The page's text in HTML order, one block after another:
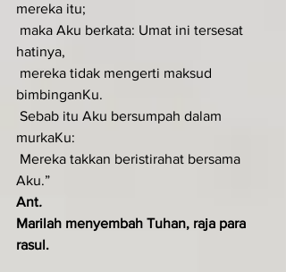
mereka itu;
hatinya,
bimbinganKu.
murkaKu:
Aku.”
Ant.
Marilah menyembah Tuhan, raja para
rasul.